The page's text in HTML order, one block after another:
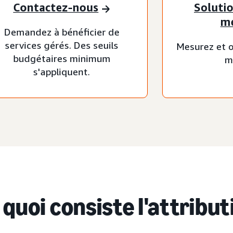
Contactez-nous
Demandez à bénéficier de
services gérés. Des seuils
budgétaires minimum
s'appliquent.
Mesurez et
quoi consiste